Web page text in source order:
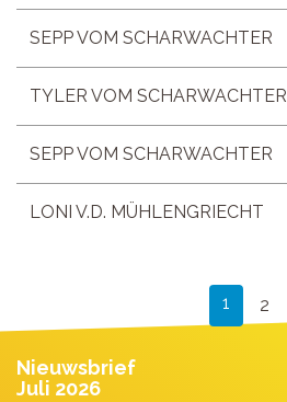
SEPP VOM SCHARWACHTER
TYLER VOM SCHARWACHTER
SEPP VOM SCHARWACHTER
LONI V.D. MÜHLENGRIECHT
1 2
Nieuwsbrief
Juli 2026